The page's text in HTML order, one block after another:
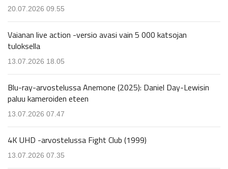
20.07.2026 09.55
Vaianan live action -versio avasi vain 5 000 katsojan
tuloksella
13.07.2026 18.05
Blu-ray-arvostelussa Anemone (2025): Daniel Day-Lewisin
paluu kameroiden eteen
13.07.2026 07.47
4K UHD -arvostelussa Fight Club (1999)
13.07.2026 07.35